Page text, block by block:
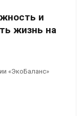
и
жизнь на
«ЭкоБаланс»